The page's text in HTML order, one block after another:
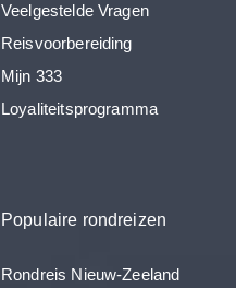
Veelgestelde Vragen
Reisvoorbereiding
Mijn 333
Loyaliteitsprogramma
Populaire rondreizen
Rondreis Nieuw-Zeeland